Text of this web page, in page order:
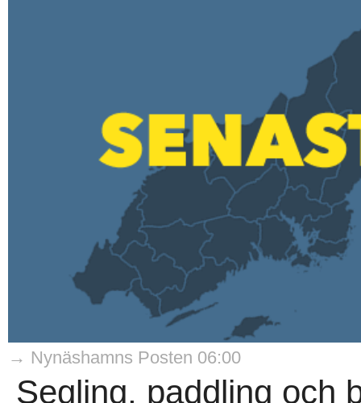
→ Nynäshamns Posten 06:00
Segling, paddling och